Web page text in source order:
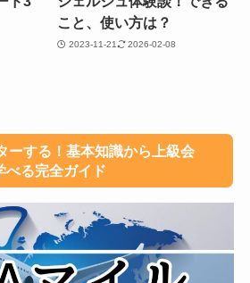
こと、使い方は？
2023-11-21 2026-02-08
ーする！基本知識から上級会
べる完全ガイド